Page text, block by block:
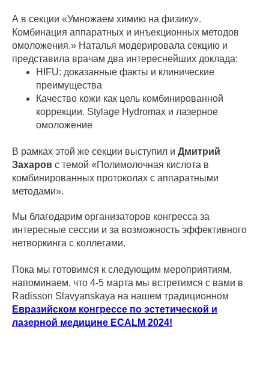
А в секции «Умножаем химию на физику».
Комбинация аппаратных и инъекционных методов
омоложения.» Наталья модерировала секцию и
представила врачам два интереснейших доклада:
HIFU: доказанные факты и клинические
преимущества
Качество кожи как цель комбинированной
коррекции. Stylage Hydromax и лазерное
омоложение
В рамках этой же секции выступил и Дмитрий
Захаров с темой «Полимолочная кислота в
комбинированных протоколах с аппаратными
методами».
Мы благодарим организаторов конгресса за
интересные сессии и за возможность эффективного
нетворкинга с коллегами.
Пока мы готовимся к следующим мероприятиям,
напоминаем, что 4-5 марта мы встретимся с вами в
Radisson Slavyanskaya на нашем традиционном
Евразийском конгрессе по эстетической и
лазерной медицине ECALM 2024!